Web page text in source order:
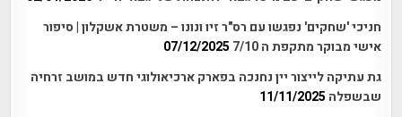
חניכי 'שחקים' נפגשו עם רס"ר זיו ונונו – משטרת אשקלון | סיפור
אישי מבוקר מתקפת ה 7/10
07/12/2025
גת עתיקה לייצור יין נחנכה בפארק ארכיאולוגי חדש במושב זרחיה
שבשפלה 11/11/2025